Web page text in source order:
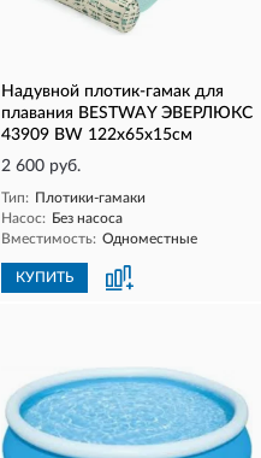
Надувной плотик-гамак для
плавания BESTWAY ЭВЕРЛЮКС
43909 BW 122x65x15см
2 600 руб.
Тип: Плотики-гамаки
Насос: Без насоса
Вместимость: Одноместные
КУПИТЬ